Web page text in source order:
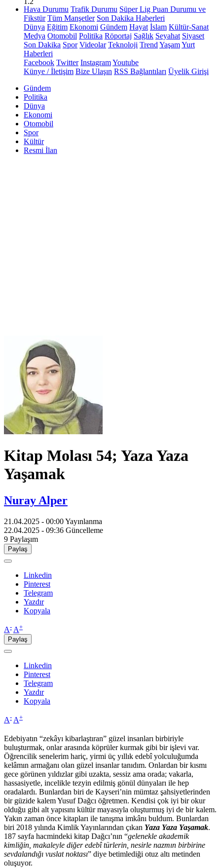
Hava Durumu Trafik Durumu Süper Lig Puan Durumu ve
Fikstür Tüm Manşetler Son Dakika Haberleri
Dünya Eğitim Ekonomi Gündem Hayat İslam Kültür-Sanat
Medya Otomobil Politika Röportaj Sağlık Seyahat Siyaset
Son Dakika Spor Videolar Teknoloji Trend YaşamYurt
Haberleri
Facebook Twitter InstagramYoutube
Künye / İletişim Bize Ulaşın RSS Bağlantıları Üyelik Girişi
Gündem
Politika
Dünya
Ekonomi
Otomobil
Spor
Kültür
Resmi İlan
Kitap Molası 54; Yaza Yaza
Yaşamak
Nuray Alper
21.04.2025 - 00:00Yayınlanma
22.04.2025 - 09:36 Güncelleme
9 Paylaşım
Paylaş
Linkedin
Pinterest
Telegram
Yazdır
Kopyala
A- A+
Paylaş
Linkedin
Pinterest
Telegram
Yazdır
Kopyala
A- A+
Edebiyatın “zekâyı kibarlaştıran” güzel insanları birbiriyle
buluşturmak, onlar arasında köprüler kurmak gibi bir işlevi var.
Öğrencilik senelerim hariç, yirmi üç yıllık edebî yolculuğumda
kelâmın armağanı olan güzel insanlar tanıdım. Onlardan bir kısmı
gece görünen yıldızlar gibi uzakta, sessiz ama orada; vakarla,
hassasiyetle, incelikle tezyin edilmiş gönül dünyaları ile hep
oradalardı. Bunlardan biri de Kayseri’nin mümtaz şahsiyetlerinden
bir güzide kalem Yusuf Dağcı öğretmen. Kendisi çok iyi bir okur
olduğu gibi alt yapısını kültür mayasıyla oluşturmuş iyi de bir kalem.
Yakın zaman önce kitapları ile tanışma imkânı buldum. Bunlardan
biri 2018 yılında Kimlik Yayınlarından çıkan Yaza Yaza Yaşamak.
187 sayfa hacmindeki kitap Dağcı’nın “gelenekle akademik
kimliğin, makaleyle diğer edebî türlerin, nesirle nazmın birbirine
sevdalandığı vuslat noktası” diye betimlediği otuz altı metinden
oluşuyor.